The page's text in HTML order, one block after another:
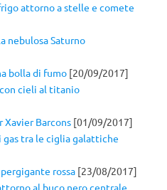
attorno a stelle e comete
nebulosa Saturno
bolla di fumo [20/09/2017]
cieli al titanio
Xavier Barcons [01/09/2017]
gas tra le ciglia galattiche
rossa [23/08/2017]
al buco nero centrale